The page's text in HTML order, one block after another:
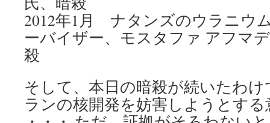
2012年1月 ナタンズのウラニウ
ーバイザー、モスタファ アフマ
殺
そして、本日の暗殺が続いたわ
ランの核開発を妨害しようとす